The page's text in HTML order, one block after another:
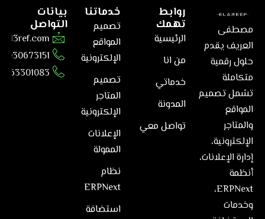
مصطفى
العريف يقدم
حلول رقمية
متكاملة
تشمل تصميم
المواقع
والمتاجر
الإلكترونية،
إدارة الإعلانات،
أنظمة
ERPNext،
وخدمات
روابط
تهمك
الرئيسية
من انا
خدماتي
المدونة
تواصل معي
خدماتنا
تصميم
المواقع
الإلكترونية
تصميم
المتاجر
الإلكترونية
الإعلانات
الممولة
نظام
ERPNext
استضافة
بيانات
التواصل